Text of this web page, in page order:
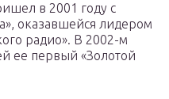
в 2001 году с
оказавшейся лидером
радио». В 2002-м
ее первый «Золотой